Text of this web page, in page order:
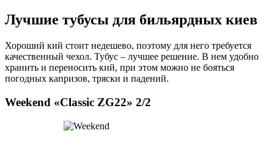
Лучшие тубусы для бильярдных киев
Хороший кий стоит недешево, поэтому для него требуется
качественный чехол. Тубус – лучшее решение. В нем удобно
хранить и переносить кий, при этом можно не бояться
погодных капризов, тряски и падений.
Weekend «Classic ZG22» 2/2